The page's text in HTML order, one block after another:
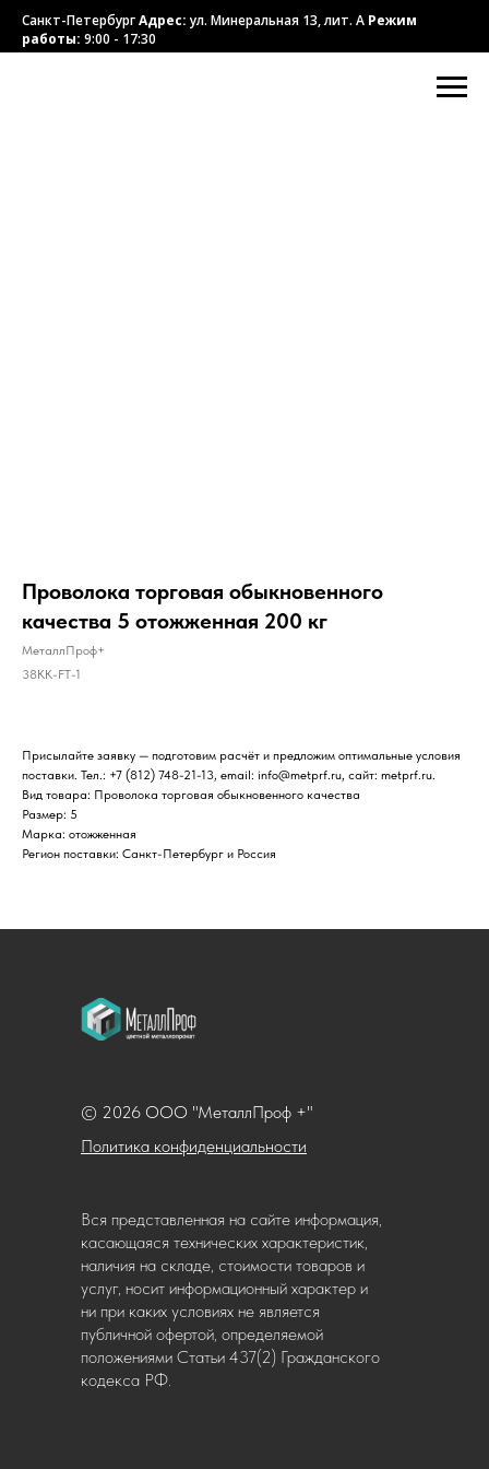
Санкт-ПетербургАдрес:ул. Минеральная 13, лит. А Режим
работы: 9:00 - 17:30
Проволока торговая обыкновенного
качества 5 отожженная 200 кг
МеталлПроф+
38KK-FT-1
Присылайте заявку — подготовим расчёт и предложим оптимальные условия
поставки. Тел.: +7 (812) 748-21-13, email: info@metprf.ru, сайт: metprf.ru.
Вид товара: Проволока торговая обыкновенного качества
Размер: 5
Марка: отожженная
Регион поставки: Санкт-Петербург и Россия
Политика конфиденциальности
© 2026 ООО "МеталлПроф +"
Вся представленная на сайте информация,
касающаяся технических характеристик,
наличия на складе, стоимости товаров и
услуг, носит информационный характер и
ни при каких условиях не является
публичной офертой, определяемой
положениями Статьи 437(2) Гражданского
кодекса РФ.